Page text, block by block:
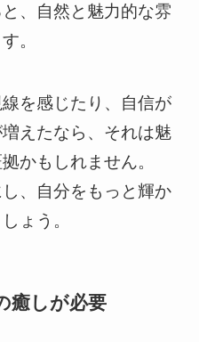
、自然と魅力的な雰
。
を感じたり、自信が
えたなら、それは魅
かもしれません。
、自分をもっと輝か
ょう。
癒しが必要